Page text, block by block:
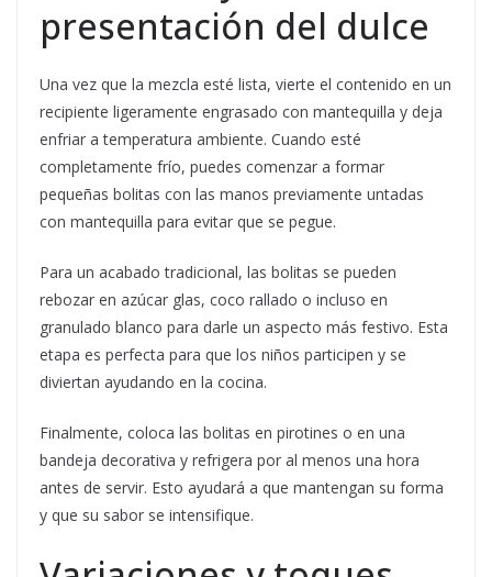
presentación del dulce
Una vez que la mezcla esté lista, vierte el contenido en un
recipiente ligeramente engrasado con mantequilla y deja
enfriar a temperatura ambiente. Cuando esté
completamente frío, puedes comenzar a formar
pequeñas bolitas con las manos previamente untadas
con mantequilla para evitar que se pegue.
Para un acabado tradicional, las bolitas se pueden
rebozar en azúcar glas, coco rallado o incluso en
granulado blanco para darle un aspecto más festivo. Esta
etapa es perfecta para que los niños participen y se
diviertan ayudando en la cocina.
Finalmente, coloca las bolitas en pirotines o en una
bandeja decorativa y refrigera por al menos una hora
antes de servir. Esto ayudará a que mantengan su forma
y que su sabor se intensifique.